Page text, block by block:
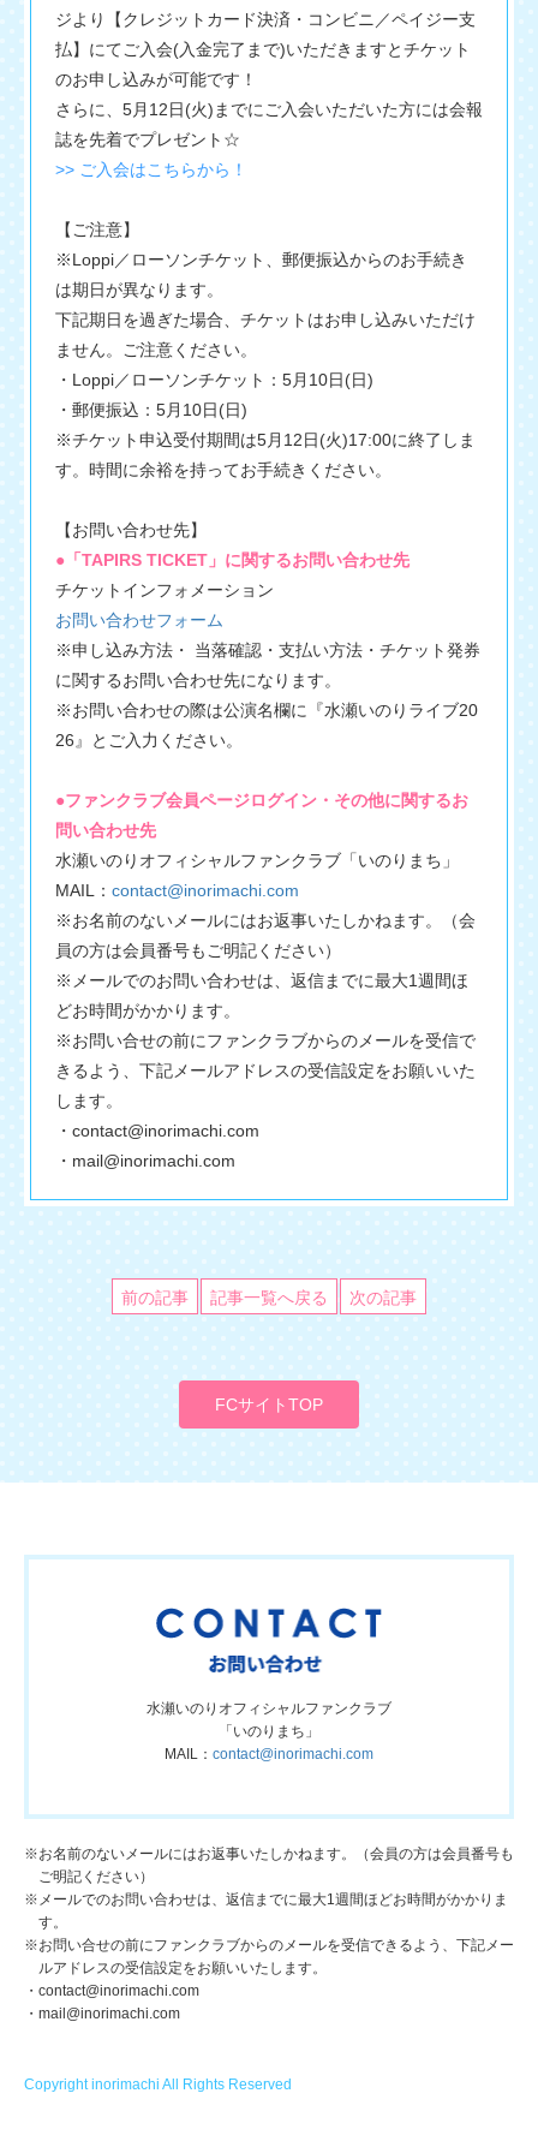
ジより【クレジットカード決済・コンビニ／ペイジー支
払】にてご入会(入金完了まで)いただきますとチケット
のお申し込みが可能です！
さらに、5月12日(火)までにご入会いただいた方には会報
誌を先着でプレゼント☆
>> ご入会はこちらから！
【ご注意】
※Loppi／ローソンチケット、郵便振込からのお手続き
は期日が異なります。
下記期日を過ぎた場合、チケットはお申し込みいただけ
ません。ご注意ください。
・Loppi／ローソンチケット：5月10日(日)
・郵便振込：5月10日(日)
※チケット申込受付期間は5月12日(火)17:00に終了しま
す。時間に余裕を持ってお手続きください。
【お問い合わせ先】
●「TAPIRS TICKET」に関するお問い合わせ先
チケットインフォメーション
お問い合わせフォーム
※申し込み方法・ 当落確認・支払い方法・チケット発券
に関するお問い合わせ先になります。
※お問い合わせの際は公演名欄に『水瀬いのりライブ20
26』とご入力ください。
●ファンクラブ会員ページログイン・その他に関するお
問い合わせ先
水瀬いのりオフィシャルファンクラブ「いのりまち」
MAIL： contact@inorimachi.com
※お名前のないメールにはお返事いたしかねます。（会
員の方は会員番号もご明記ください）
※メールでのお問い合わせは、返信までに最大1週間ほ
どお時間がかかります。
※お問い合せの前にファンクラブからのメールを受信で
きるよう、下記メールアドレスの受信設定をお願いいた
します。
・contact@inorimachi.com
・mail@inorimachi.com
前の記事 記事一覧へ戻る 次の記事
FCサイトTOP
水瀬いのりオフィシャルファンクラブ
「いのりまち」
MAIL： contact@inorimachi.com
※お名前のないメールにはお返事いたしかねます。（会員の方は会員番号も
ご明記ください）
※メールでのお問い合わせは、返信までに最大1週間ほどお時間がかかりま
す。
※お問い合せの前にファンクラブからのメールを受信できるよう、下記メー
ルアドレスの受信設定をお願いいたします。
・contact@inorimachi.com
・mail@inorimachi.com
Copyright inorimachi All Rights Reserved